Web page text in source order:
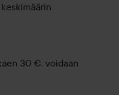
30 €, voidaan